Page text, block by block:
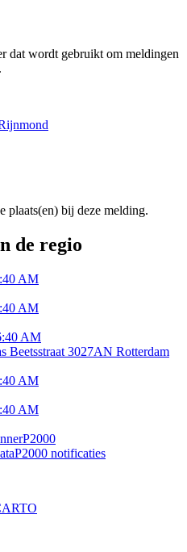
dat wordt gebruikt om meldingen
plaats(en) bij deze melding.
de regio
AM
AM
AM
Beetsstraat 3027AN Rotterdam
AM
AM
P2000
P2000 notificaties